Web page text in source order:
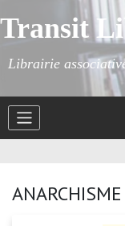
Transit
Librairie
ANARCHISME